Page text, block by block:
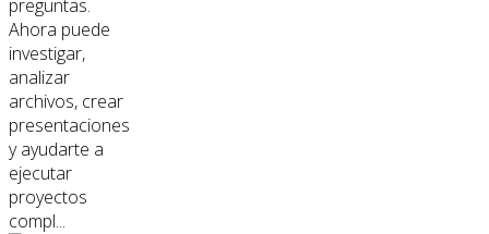
preguntas.
Ahora puede
investigar,
analizar
archivos, crear
presentaciones
y ayudarte a
ejecutar
proyectos
compl...